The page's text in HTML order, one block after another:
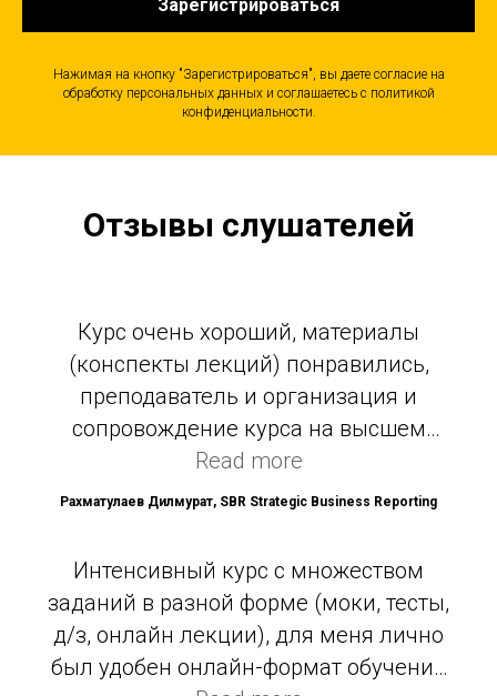
Зарегистрироваться
Нажимая на кнопку "Зарегистрироваться", вы даете согласие на
обработку персональных данных и соглашаетесь c политикой
конфиденциальности.
Отзывы слушателей
Курс очень хороший, материалы
(конспекты лекций) понравились,
преподаватель и организация и
сопровождение курса на высшем
уровне. Константин Евгеньевич -
профессионал своего дела, умеет
опытом и очень наглядными
примерами. Всегда готов, ответить на
вопросы. Очень рад, что учился у
него.
Read more
Рахматулаев Дилмурат, SBR Strategic Business Reporting
Интенсивный курс с множеством
заданий в разной форме (моки, тесты,
д/з, онлайн лекции), для меня лично
был удобен онлайн-формат обучения